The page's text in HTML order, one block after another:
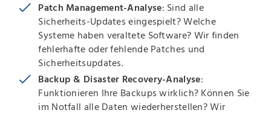
Patch Management-Analyse: Sind alle
Sicherheits-Updates eingespielt? Welche
Systeme haben veraltete Software? Wir finden
fehlerhafte oder fehlende Patches und
Sicherheitsupdates.
Backup & Disaster Recovery-Analyse:
Funktionieren Ihre Backups wirklich? Können Sie
im Notfall alle Daten wiederherstellen? Wir